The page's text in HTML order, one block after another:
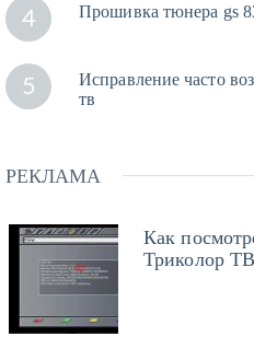
4 Прошивка тюнера gs
5
Исправление часто
тв
РЕКЛАМА
Как
Триколор ТВ